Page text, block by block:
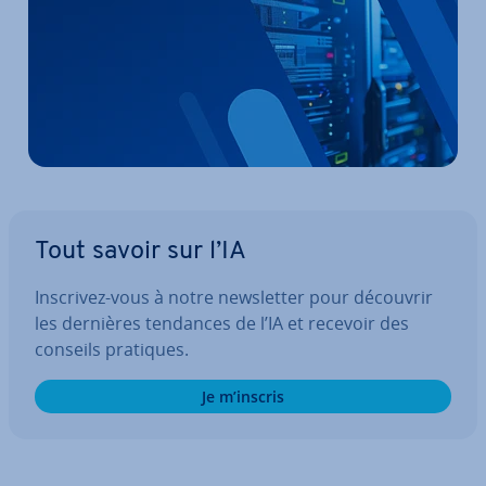
Tout savoir sur l’IA
Inscrivez-vous à notre news­let­ter pour découvrir
les dernières tendances de l’IA et recevoir des
conseils pratiques.
Je m’inscris